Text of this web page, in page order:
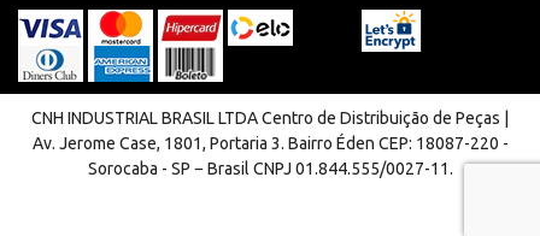
CNH INDUSTRIAL BRASIL LTDA Centro de Distribuição de Peças |
Av. Jerome Case, 1801, Portaria 3. Bairro Éden CEP: 18087-220 -
Sorocaba - SP − Brasil CNPJ 01.844.555/0027-11.